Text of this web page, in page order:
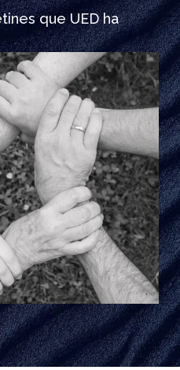
que UED ha